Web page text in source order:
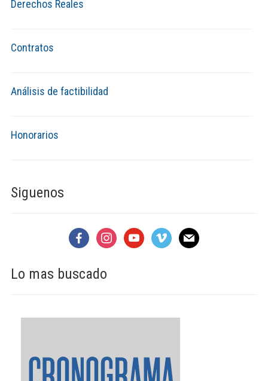
Derechos Reales
Contratos
Análisis de factibilidad
Honorarios
Siguenos
facebookinstagramyoutubevimeo mail
Lo mas buscado